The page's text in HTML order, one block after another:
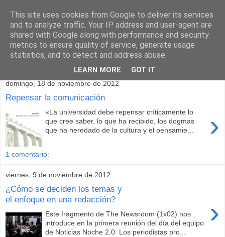
domingo, 18 de noviembre de 2012
Repensar la comunicación
›
«La universidad debe repensar críticamente lo
que cree saber, lo que ha recibido, los dogmas
que ha heredado de la cultura y el pensamie...
1 comentario:
viernes, 9 de noviembre de 2012
¿Cómo se deciden los temas y
el enfoque en una redacción?
›
Este fragmento de The Newsroom (1x02) nos
introduce en la primera reunión del día del equipo
de Noticias Noche 2.0. Los periodistas pro...
This site uses cookies from Google to deliver its services
and to analyze traffic. Your IP address and user-agent are
shared with Google along with performance and security
metrics to ensure quality of service, generate usage
statistics, and to detect and address abuse.
LEARN MORE GOT IT